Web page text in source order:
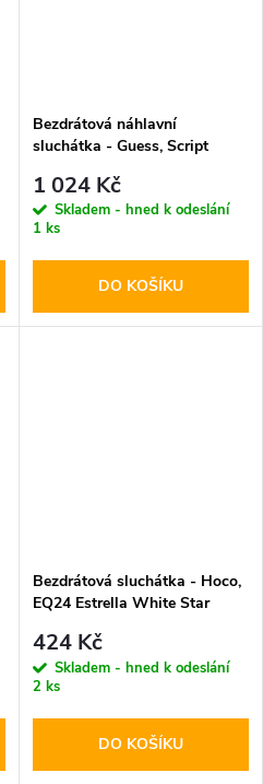
Bezdrátová náhlavní
sluchátka - Guess, Script
1 024 Kč
Skladem - hned k odeslání
1 ks
DO KOŠÍKU
Bezdrátová sluchátka - Hoco,
EQ24 Estrella White Star
424 Kč
Skladem - hned k odeslání
2 ks
DO KOŠÍKU